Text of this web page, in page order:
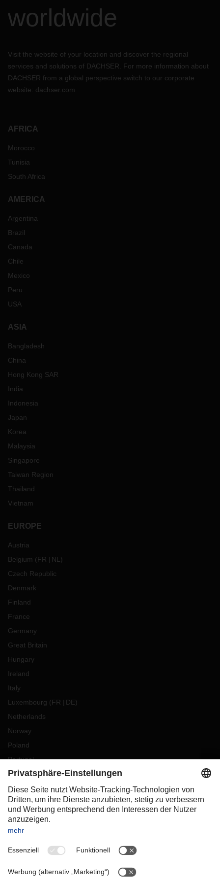
Unsere Teams auf der ganzen Welt werden sich mit Ihnen in
Verbindung setzen. Bitte zögern Sie nicht, sich an Ihren
Luft-, Seefracht- und Bahntransporte zu besprechen.
worldwide
Visit the website of your location and discover the regional
services and solutions of DACHSER. For more information about
DACHSER from a global perspective switch to our corporate
website: dachser.com
AFRICA
Morocco
Tunisia
South Africa
AMERICA
Argentina
Brazil
Canada
Chile
Mexico
Peru
USA
ASIA
Bangladesh
China
Hong Kong SAR
India
Indonesia
Japan
Korea
Malaysia
Singapore
Taiwan Region
Thailand
Vietnam
EUROPE
Austria
Belgium (FR NL )
Czech Republic
Denmark
Finland
France
Germany
Great Britain
Hungary
Ireland
Italy
Luxembourg (FR DE)
Netherlands
Norway
Poland
Portugal
Romania
Slovakia
Spain
Sweden
Switzerland
OCEANIA